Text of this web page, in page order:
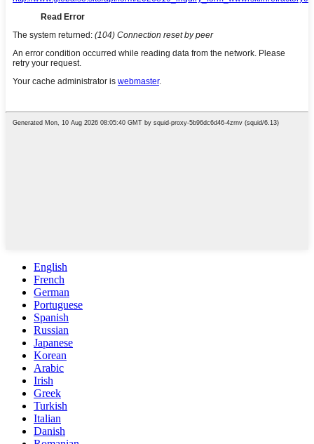
English
French
German
Portuguese
Spanish
Russian
Japanese
Korean
Arabic
Irish
Greek
Turkish
Italian
Danish